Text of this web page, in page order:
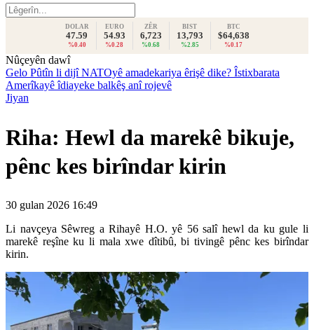
DOLAR
47.59
%0.40
EURO
54.93
%0.28
ZÊR
6,723
%0.68
BIST
13,793
%2.85
BTC
$64,638
%0.17
Nûçeyên dawî
Gelo Pûtîn li dijî NATOyê amadekariya êrişê dike? Îstixbarata
Amerîkayê îdiayeke balkêş anî rojevê
Jiyan
Riha: Hewl da marekê bikuje,
pênc kes birîndar kirin
30 gulan 2026 16:49
Li navçeya Sêwreg a Rihayê H.O. yê 56 salî hewl da ku gule li
marekê reşîne ku li mala xwe dîtibû, bi tivingê pênc kes birîndar
kirin.